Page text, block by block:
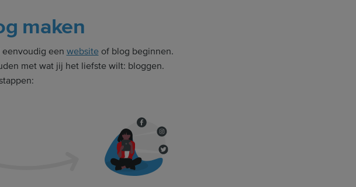
maken
eenvoudig een website of blog beginnen.
met wat jij het liefste wilt: bloggen.